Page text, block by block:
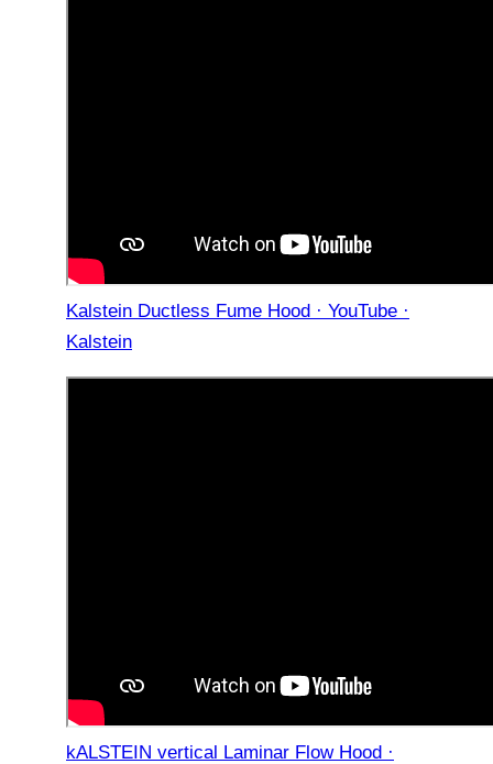
Kalstein Ductless Fume Hood · YouTube ·
Kalstein
kALSTEIN vertical Laminar Flow Hood ·